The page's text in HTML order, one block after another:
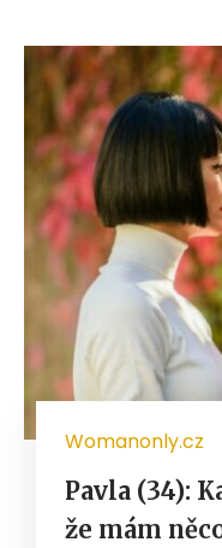
Womanonly.cz
Pavla (34):
že mám